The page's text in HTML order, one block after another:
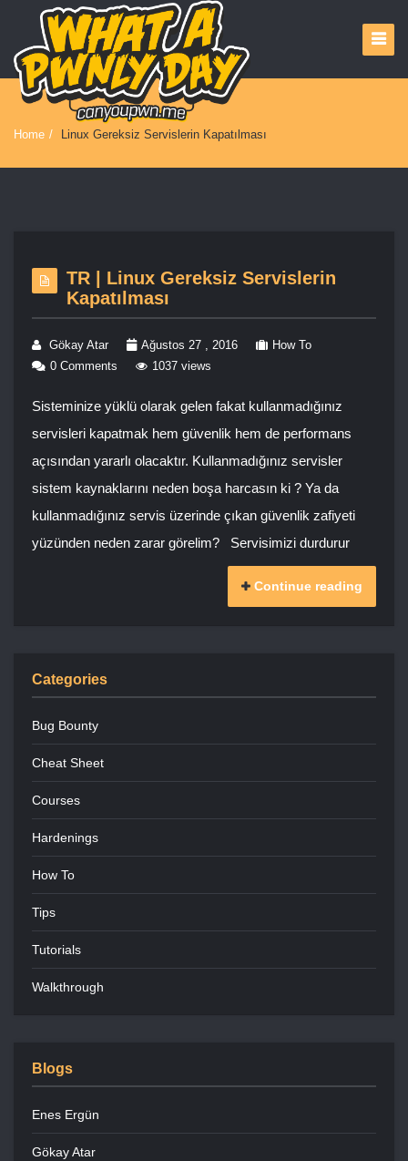
Home / Linux Gereksiz Servislerin Kapatılması
TR | Linux Gereksiz Servislerin
Kapatılması
Gökay Atar Ağustos 27 , 2016
How To
0 Comments
1037 views
Sisteminize yüklü olarak gelen fakat kullanmadığınız
servisleri kapatmak hem güvenlik hem de performans
açısından yararlı olacaktır. Kullanmadığınız servisler
sistem kaynaklarını neden boşa harcasın ki ? Ya da
kullanmadığınız servis üzerinde çıkan güvenlik zafiyeti
yüzünden neden zarar görelim? Servisimizi durdurur
Continue reading
Categories
Bug Bounty
Cheat Sheet
Courses
Hardenings
How To
Tips
Tutorials
Walkthrough
Blogs
Enes Ergün
Gökay Atar